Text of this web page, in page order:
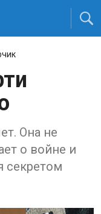
Она не
о войне и
секретом